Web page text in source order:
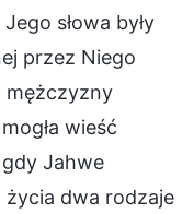
słowa były
przez Niego
mężczyzny
wieść
Jahwe
życia dwa rodzaje